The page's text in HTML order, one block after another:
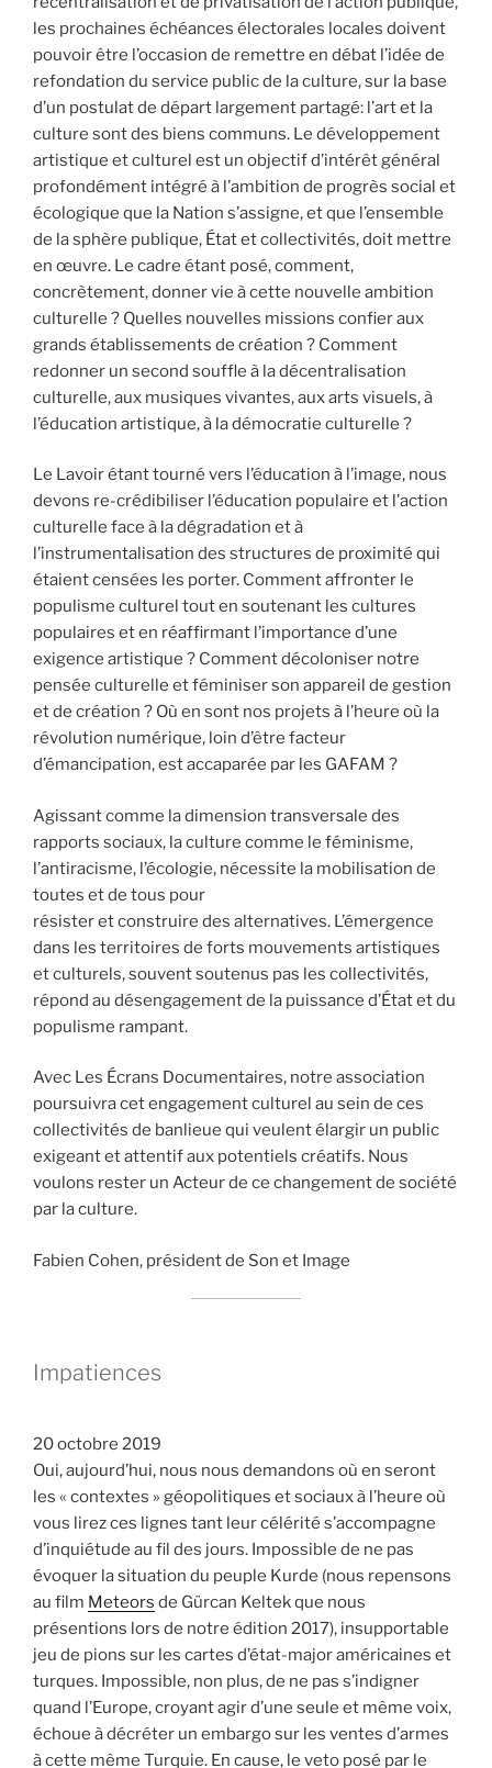
les prochaines échéances électorales locales doivent
pouvoir être l’occasion de remettre en débat l’idée de
refondation du service public de la culture, sur la base
d’un postulat de départ largement partagé: l’art et la
culture sont des biens communs. Le développement
artistique et culturel est un objectif d’intérêt général
profondément intégré à l’ambition de progrès social et
écologique que la Nation s’assigne, et que l’ensemble
de la sphère publique, État et collectivités, doit mettre
en œuvre. Le cadre étant posé, comment,
concrètement, donner vie à cette nouvelle ambition
culturelle ? Quelles nouvelles missions confier aux
grands établissements de création ? Comment
redonner un second souffle à la décentralisation
culturelle, aux musiques vivantes, aux arts visuels, à
l’éducation artistique, à la démocratie culturelle ?
Le Lavoir étant tourné vers l’éducation à l’image, nous
devons re-crédibiliser l’éducation populaire et l’action
culturelle face à la dégradation et à
l’instrumentalisation des structures de proximité qui
étaient censées les porter. Comment affronter le
populisme culturel tout en soutenant les cultures
populaires et en réaffirmant l’importance d’une
exigence artistique ? Comment décoloniser notre
pensée culturelle et féminiser son appareil de gestion
et de création ? Où en sont nos projets à l’heure où la
révolution numérique, loin d’être facteur
d’émancipation, est accaparée par les GAFAM ?
Agissant comme la dimension transversale des
rapports sociaux, la culture comme le féminisme,
l’antiracisme, l’écologie, nécessite la mobilisation de
toutes et de tous pour
résister et construire des alternatives. L’émergence
dans les territoires de forts mouvements artistiques
et culturels, souvent soutenus pas les collectivités,
répond au désengagement de la puissance d’État et du
populisme rampant.
Avec Les Écrans Documentaires, notre association
poursuivra cet engagement culturel au sein de ces
collectivités de banlieue qui veulent élargir un public
exigeant et attentif aux potentiels créatifs. Nous
voulons rester un Acteur de ce changement de société
par la culture.
Fabien Cohen, président de Son et Image
Impatiences
20 octobre 2019
Oui, aujourd’hui, nous nous demandons où en seront
les « contextes » géopolitiques et sociaux à l’heure où
vous lirez ces lignes tant leur célérité s’accompagne
d’inquiétude au fil des jours. Impossible de ne pas
évoquer la situation du peuple Kurde (nous repensons
au film Meteors de Gürcan Keltek que nous
présentions lors de notre édition 2017), insupportable
jeu de pions sur les cartes d’état-major américaines et
turques. Impossible, non plus, de ne pas s’indigner
quand l’Europe, croyant agir d’une seule et même voix,
échoue à décréter un embargo sur les ventes d’armes
à cette même Turquie. En cause, le veto posé par le